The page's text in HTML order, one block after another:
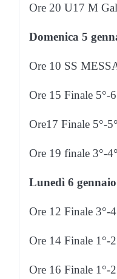
Ore 20 U17 M
Domenica 5
Ore 10 SS
Ore 15 Finale 5°-
Ore17 Finale 5°-
Ore 19 finale 3°-
Lunedì 6 gennaio
Ore 12 Finale 3°-
Ore 14 Finale 1°-
Ore 16 Finale 1°-